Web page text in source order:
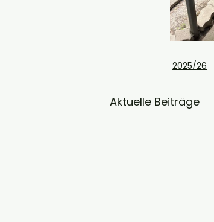
2025/26
Aktuelle Beiträge